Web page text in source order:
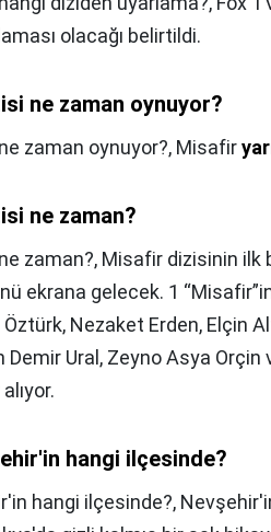
olacağı belirtildi.
ne zaman oynuyor?
zaman oynuyor?, Misafir
ne zaman?
zaman?, Misafir dizisinin ilk
ekrana gelecek. 1
Nezaket Erden, Elçin
Demir Ural, Zeyno Asya Orçin
hangi ilçesinde?
hangi ilçesinde?,